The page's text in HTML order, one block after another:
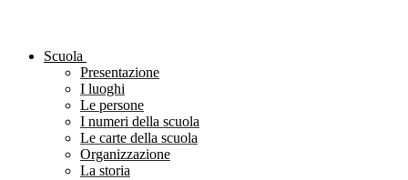
Scuola
Presentazione
I luoghi
Le persone
I numeri della scuola
Le carte della scuola
Organizzazione
La storia